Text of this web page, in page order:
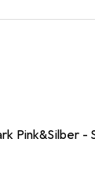
Pink&Silber